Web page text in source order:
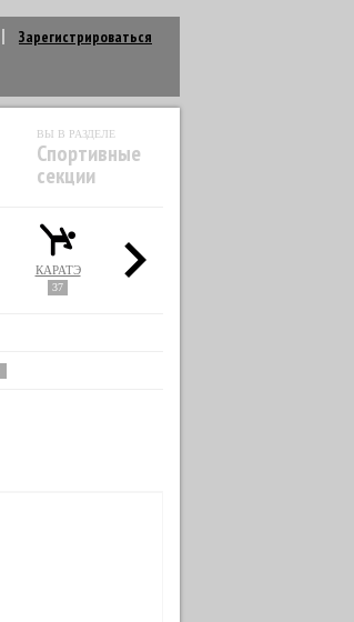
Зарегистрироваться
ВЫ В РАЗДЕЛЕ
Спортивные
секции
КАРАТЭ
37
КИКБОКСИНГ